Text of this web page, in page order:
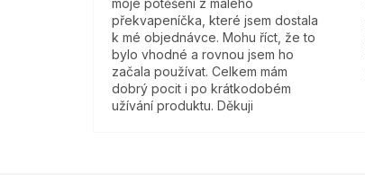
moje potěšení z malého
překvapeníčka, které jsem dostala
k mé objednávce. Mohu říct, že to
bylo vhodné a rovnou jsem ho
začala používat. Celkem mám
dobrý pocit i po krátkodobém
užívání produktu. Děkuji